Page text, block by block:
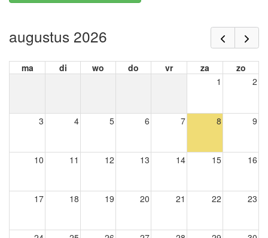
augustus 2026
ma di wo do vr za
zo
1
2
3 4 5 6 7 8 9
10 11 12 13 14 15 16
17 18 19 20 21 22 23